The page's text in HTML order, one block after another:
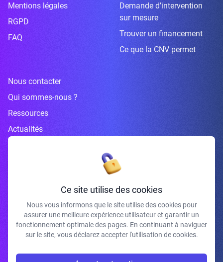
Mentions légales
RGPD
FAQ
Demande d’intervention
sur mesure
Trouver un financement
Ce que la CNV permet
Nous contacter
Qui sommes-nous ?
Ressources
Actualités
Inscrivez-vous à la newsletter
J'accepte de recevoir vos e-mails et confirme avoir pris connaissance de
votre politique de confidentialité et mentions légales.
Ce site utilise des cookies
Nous vous informons que le site utilise des cookies pour
assurer une meilleure expérience utilisateur et garantir un
fonctionnement optimale des pages. En continuant à naviguer
sur le site, vous déclarez accepter l'utilisation de cookies.